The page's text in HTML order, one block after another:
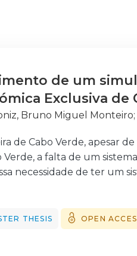
de um
Exclusiva de
Bruno Miguel Monteiro;
de Cabo Verde, apesar
Verde, a falta de um
necessidade de ter um
da instalação desse
de RF e usando
destinado a ser utilizado
de cobertura radar e
THESIS OPEN